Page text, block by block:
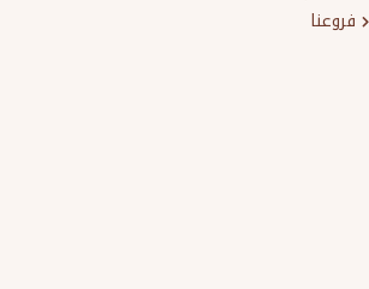
فروعنا